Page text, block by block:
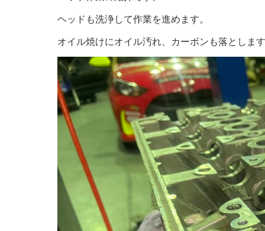
ヘッドも洗浄して作業を進めます。
オイル焼けにオイル汚れ、カーボンも落としま